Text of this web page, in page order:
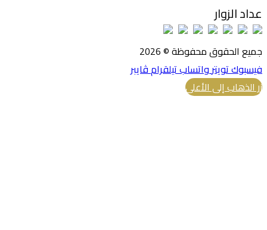
عداد الزوار
جميع الحقوق محفوظة © 2026
فيسبوكتويتر واتسابتيلقرامڤايبر
زر الذهاب إلى الأعلى